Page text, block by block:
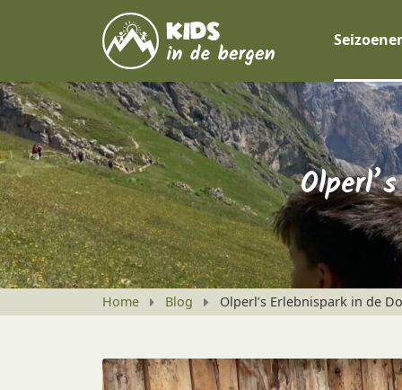
Home Blog Olperl’s Erlebnispark in de